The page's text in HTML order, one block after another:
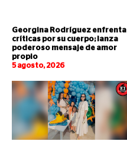
Georgina Rodríguez enfrenta
críticas por su cuerpo; lanza
poderoso mensaje de amor
propio
5 agosto, 2026